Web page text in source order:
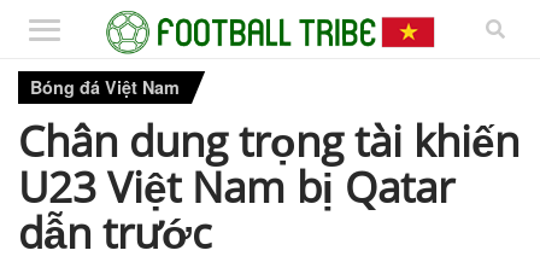
Bóng đá Việt Nam
Chân dung trọng tài khiến
U23 Việt Nam bị Qatar
dẫn trước